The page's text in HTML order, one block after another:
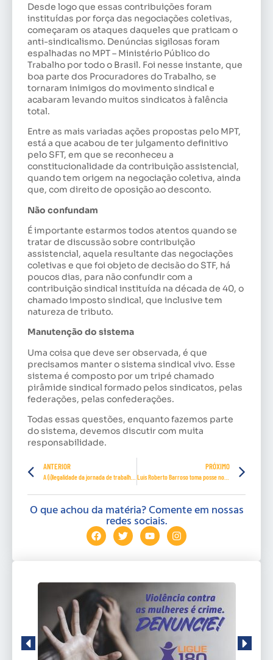
Desde logo que essas contribuições foram
instituídas por força das negociações coletivas,
começaram os ataques daqueles que praticam o
anti-sindicalismo. Denúncias sigilosas foram
espalhadas no MPT – Ministério Público do
Trabalho por todo o Brasil. Foi nesse instante, que
boa parte dos Procuradores do Trabalho, se
tornaram inimigos do movimento sindical e
acabaram levando muitos sindicatos à falência
total.
Entre as mais variadas ações propostas pelo MPT,
está a que acabou de ter julgamento definitivo
pelo SFT, em que se reconheceu a
constitucionalidade da contribuição assistencial,
quando tem origem na negociação coletiva, ainda
que, com direito de oposição ao desconto.
Não confundam
É importante estarmos todos atentos quando se
tratar de discussão sobre contribuição
assistencial, aquela resultante das negociações
coletivas e que foi objeto de decisão do STF, há
poucos dias, para não confundir com a
contribuição sindical instituída na década de 40, o
chamado imposto sindical, que inclusive tem
natureza de tributo.
Manutenção do sistema
Uma coisa que deve ser observada, é que
precisamos manter o sistema sindical vivo. Esse
sistema é composto por um tripé chamado
pirâmide sindical formado pelos sindicatos, pelas
federações, pelas confederações.
Todas essas questões, enquanto fazemos parte
do sistema, devemos discutir com muita
responsabilidade.
ANTERIOR PRÓXIMO
Luís Roberto Barroso toma posse no STF
O que achou da matéria? Comente em nossas
redes sociais.